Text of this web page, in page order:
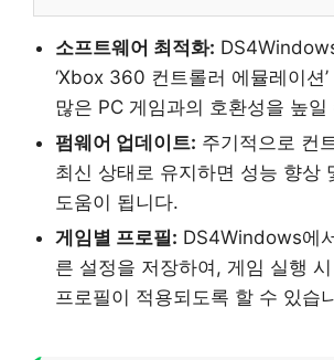
소프트웨어 최적화:
‘Xbox 360 컨트롤러 에뮬레이션
많은 PC 게임과의 호환성을 높일
펌웨어 업데이트: 주기적으로 컨
최신 상태로 유지하면 성능 향상
도움이 됩니다.
게임별 프로필: DS4Windows에
른 설정을 저장하여, 게임 실행
프로필이 적용되도록 할 수 있습